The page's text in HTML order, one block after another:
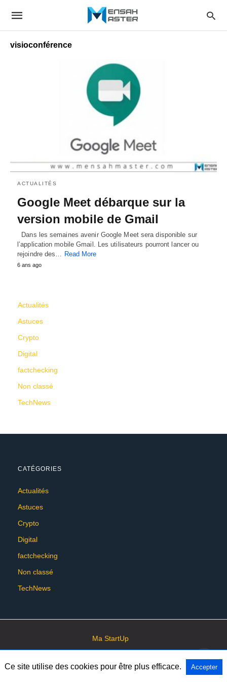
visioconférence
ACTUALITÉS
Google Meet débarque sur la
version mobile de Gmail
Dans les semaines avenir Google Meet sera disponible sur
l’application mobile Gmail. Les utilisateurs pourront lancer ou
rejoindre des… Read More
6 ans ago
Actualités
Astuces
Crypto
Digital
factchecking
Non classé
TechNews
CATÉGORIES
Actualités
Astuces
Crypto
Digital
factchecking
Non classé
TechNews
Ma StartUp
All Rights Reserved View Non-AMP Version
Ce site utilise des cookies pour être plus efficace. Accepter